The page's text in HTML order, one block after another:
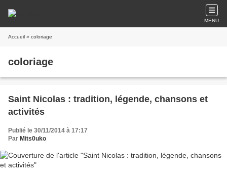
MENU
Accueil » coloriage
coloriage
Saint Nicolas : tradition, légende, chansons et
activités
Publié le 30/11/2014 à 17:17
Par Mits0uko